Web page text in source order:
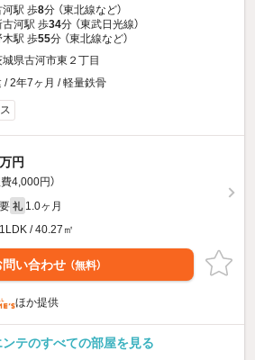
河駅 歩8分 （東北線など）
古河駅 歩34分 （東武日光線）
木駅 歩55分 （東北線など）
城県古河市東２丁目
/ 2年7ヶ月 / 軽量鉄骨
万円
費4,000円）
礼 1.0ヶ月
/ 40.27㎡
問い合わせ （無料）
ほか提供
テのすべての部屋を見る